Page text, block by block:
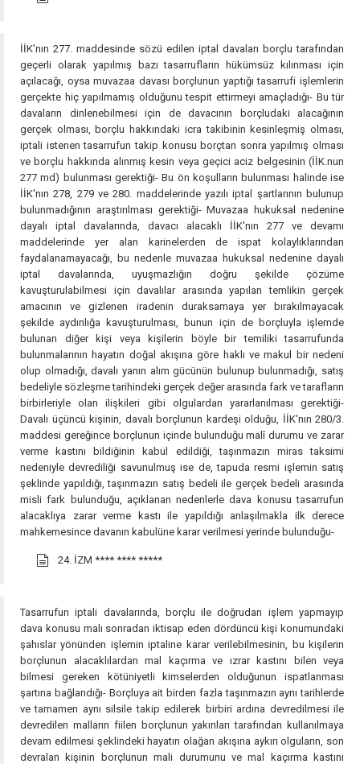
İİK'nın 277. maddesinde sözü edilen iptal davaları borçlu tarafından
geçerli olarak yapılmış bazı tasarrufların hükümsüz kılınması için
açılacağı, oysa muvazaa davası borçlunun yaptığı tasarrufi işlemlerin
gerçekte hiç yapılmamış olduğunu tespit ettirmeyi amaçladığı- Bu tür
davaların dinlenebilmesi için de davacının borçludaki alacağının
gerçek olması, borçlu hakkındaki icra takibinin kesinleşmiş olması,
iptali istenen tasarrufun takip konusu borçtan sonra yapılmış olması
ve borçlu hakkında alınmış kesin veya geçici aciz belgesinin (İİK.nun
277 md) bulunması gerektiği- Bu ön koşulların bulunması halinde ise
İİK'nın 278, 279 ve 280. maddelerinde yazılı iptal şartlarının bulunup
bulunmadığının araştırılması gerektiği- Muvazaa hukuksal nedenine
dayalı iptal davalarında, davacı alacaklı İİK'nın 277 ve devamı
maddelerinde yer alan karinelerden de ispat kolaylıklarından
faydalanamayacağı, bu nedenle muvazaa hukuksal nedenine dayalı
iptal davalarında, uyuşmazlığın doğru şekilde çözüme
kavuşturulabilmesi için davalılar arasında yapılan temlikin gerçek
amacının ve gizlenen iradenin duraksamaya yer bırakılmayacak
şekilde aydınlığa kavuşturulması, bunun için de borçluyla işlemde
bulunan diğer kişi veya kişilerin böyle bir temiliki tasarrufunda
bulunmalarının hayatın doğal akışına göre haklı ve makul bir nedeni
olup olmadığı, davalı yanın alım gücünün bulunup bulunmadığı, satış
bedeliyle sözleşme tarihindeki gerçek değer arasında fark ve tarafların
birbirleriyle olan ilişkileri gibi olgulardan yararlanılması gerektiği-
Davalı üçüncü kişinin, davalı borçlunun kardeşi olduğu, İİK'nın 280/3.
maddesi gereğince borçlunun içinde bulunduğu malî durumu ve zarar
verme kastını bildiğinin kabul edildiği, taşınmazın miras taksimi
nedeniyle devrediliği savunulmuş ise de, tapuda resmi işlemin satış
şeklinde yapıldığı, taşınmazın satış bedeli ile gerçek bedeli arasında
misli fark bulunduğu, açıklanan nedenlerle dava konusu tasarrufun
alacaklıya zarar verme kastı ile yapıldığı anlaşılmakla ilk derece
mahkemesince davanın kabulüne karar verilmesi yerinde bulunduğu-
24. İZM **** **** *****
Tasarrufun iptali davalarında, borçlu ile doğrudan işlem yapmayıp
dava konusu malı sonradan iktisap eden dördüncü kişi konumundaki
şahıslar yönünden işlemin iptaline karar verilebilmesinin, bu kişilerin
borçlunun alacaklılardan mal kaçırma ve ızrar kastını bilen veya
bilmesi gereken kötüniyetli kimselerden olduğunun ispatlanması
şartına bağlandığı- Borçluya ait birden fazla taşınmazın aynı tarihlerde
ve tamamen aynı silsile takip edilerek birbiri ardına devredilmesi ile
devredilen malların fiilen borçlunun yakınları tarafından kullanılmaya
devam edilmesi şeklindeki hayatın olağan akışına aykırı olguların, son
devralan kişinin borçlunun mali durumunu ve mal kaçırma kastını